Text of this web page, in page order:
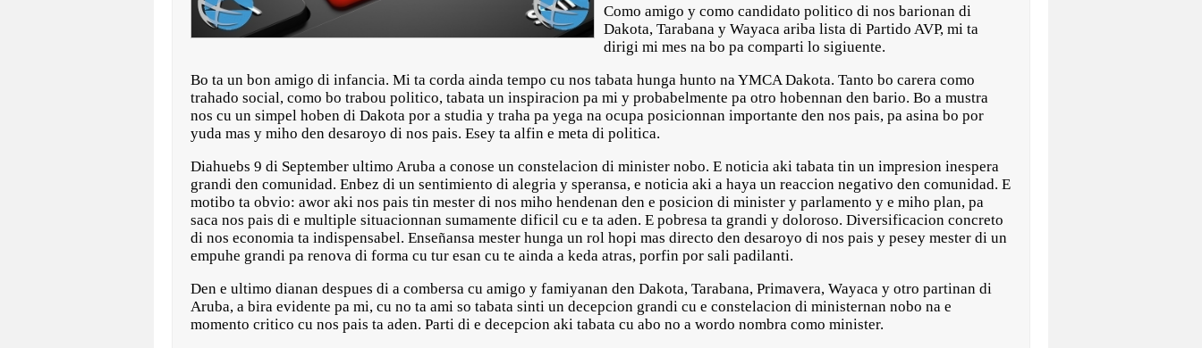
Como amigo y como candidato politico di nos barionan di
Dakota, Tarabana y Wayaca ariba lista di Partido AVP, mi ta
dirigi mi mes na bo pa comparti lo sigiuente.
Bo ta un bon amigo di infancia. Mi ta corda ainda tempo cu nos tabata hunga hunto na YMCA Dakota. Tanto bo carera como
trahado social, como bo trabou politico, tabata un inspiracion pa mi y probabelmente pa otro hobennan den bario. Bo a mustra
nos cu un simpel hoben di Dakota por a studia y traha pa yega na ocupa posicionnan importante den nos pais, pa asina bo por
yuda mas y miho den desaroyo di nos pais. Esey ta alfin e meta di politica.
Diahuebs 9 di September ultimo Aruba a conose un constelacion di minister nobo. E noticia aki tabata tin un impresion inespera
grandi den comunidad. Enbez di un sentimiento di alegria y speransa, e noticia aki a haya un reaccion negativo den comunidad. E
motibo ta obvio: awor aki nos pais tin mester di nos miho hendenan den e posicion di minister y parlamento y e miho plan, pa
saca nos pais di e multiple situacionnan sumamente dificil cu e ta aden. E pobresa ta grandi y doloroso. Diversificacion concreto
di nos economia ta indispensabel. Enseñansa mester hunga un rol hopi mas directo den desaroyo di nos pais y pesey mester di un
empuhe grandi pa renova di forma cu tur esan cu te ainda a keda atras, porfin por sali padilanti.
Den e ultimo dianan despues di a combersa cu amigo y famiyanan den Dakota, Tarabana, Primavera, Wayaca y otro partinan di
Aruba, a bira evidente pa mi, cu no ta ami so tabata sinti un decepcion grandi cu e constelacion di ministernan nobo na e
momento critico cu nos pais ta aden. Parti di e decepcion aki tabata cu abo no a wordo nombra como minister.